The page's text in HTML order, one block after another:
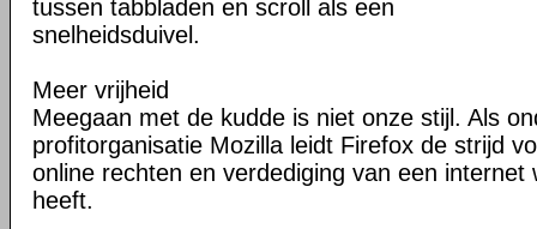
tussen tabbladen en scroll als een
snelheidsduivel.
Meer vrijheid
Meegaan met de kudde is niet onze stijl. Als
profitorganisatie Mozilla leidt Firefox de strijd
online rechten en verdediging van een internet
heeft.